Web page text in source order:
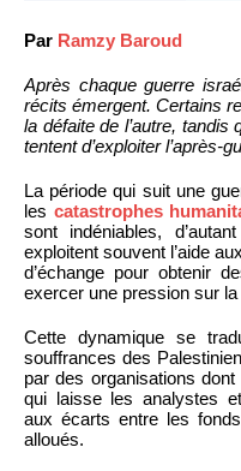
Par Ramzy Baroud
Après chaque guerre
récits émergent. Certains
la défaite de l’autre, tandis
tentent d’exploiter l’après-
La période qui suit une
les catastrophes
sont indéniables,
exploitent souvent l’aide
d’échange pour obtenir
exercer une pression sur
Cette dynamique se
souffrances des
par des organisations
qui laisse les analystes
aux écarts entre les
alloués.